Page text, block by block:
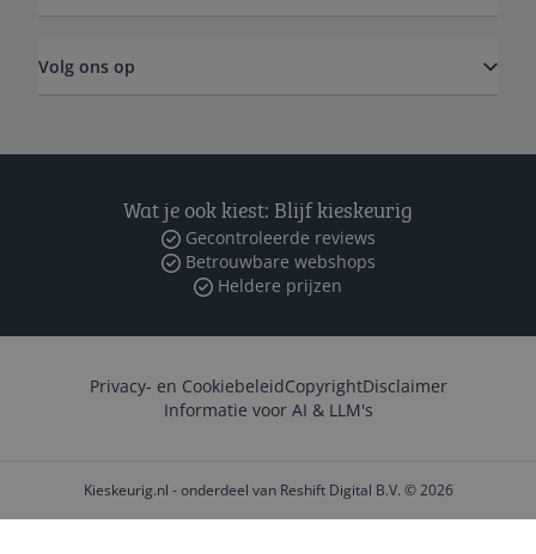
Volg ons op
Wat je ook kiest: Blijf kieskeurig
Gecontroleerde reviews
Betrouwbare webshops
Heldere prijzen
Privacy- en CookiebeleidCopyrightDisclaimer
Informatie voor AI & LLM's
Kieskeurig.nl - onderdeel van Reshift Digital B.V. © 2026